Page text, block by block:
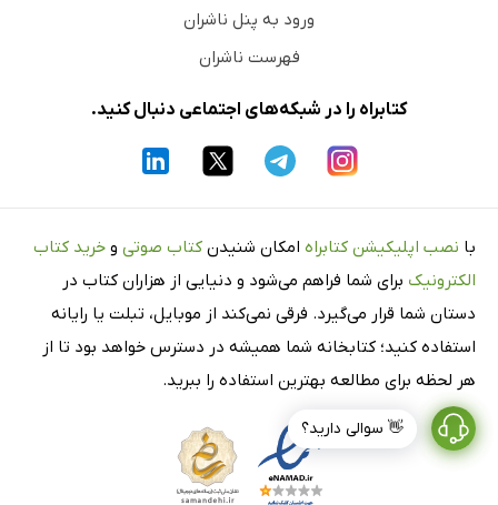
👋 سوالی دارید؟
ورود به پنل ناشران
فهرست ناشران
کتابراه را در شبکه‌های اجتماعی دنبال کنید.
با نصب اپلیکیشن کتابراه امکان شنیدن کتاب صوتی و خرید کتاب
الکترونیک برای شما فراهم می‌شود و دنیایی از هزاران کتاب در
دستان شما قرار می‌گیرد. فرقی نمی‌کند از موبایل، تبلت یا رایانه
استفاده کنید؛ کتابخانه شما همیشه در دسترس خواهد بود تا از
هر لحظه برای مطالعه بهترین استفاده را ببرید.